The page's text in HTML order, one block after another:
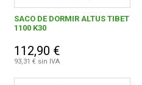
SACO DE DORMIR ALTUS TIBET
1100 K30
112,90 €
93,31 € sin IVA